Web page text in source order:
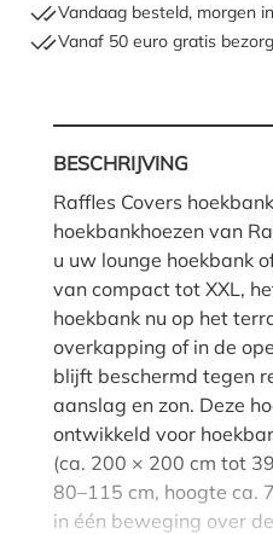
Vandaag besteld, morgen
Vanaf 50 euro gratis
BESCHRIJVING
Raffles Covers
hoekbankhoezen van
u uw lounge hoekbank
van compact tot XXL,
hoekbank nu op het
overkapping of in de
blijft beschermd tegen
aanslag en zon. Deze
ontwikkeld voor
(ca. 200 × 200 cm tot
80–115 cm, hoogte ca.
in één beweging over